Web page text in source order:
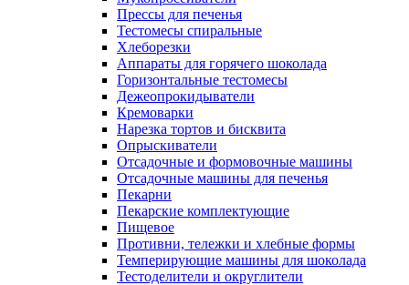
Прессы для печенья
Тестомесы спиральные
Хлеборезки
Аппараты для горячего шоколада
Горизонтальные тестомесы
Дежеопрокидыватели
Кремоварки
Нарезка тортов и бисквита
Опрыскиватели
Отсадочные и формовочные машины
Отсадочные машины для печенья
Пекарни
Пекарские комплектующие
Пищевое
Противни, тележки и хлебные формы
Темперирующие машины для шоколада
Тестоделители и округлители